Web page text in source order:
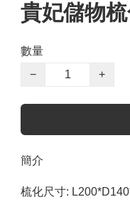
貴妃儲物
數量
−
+
簡介
梳化尺寸: